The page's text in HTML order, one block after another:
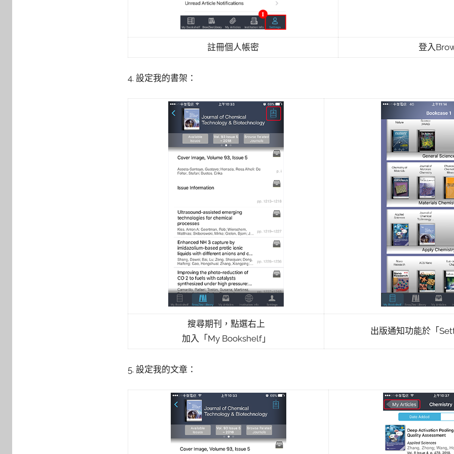
註冊個人帳密 登入
4. 設定我的書架：
搜尋期刊，點選右上
加入「My Bookshelf」
出版通知功能於「
5. 設定我的文章：